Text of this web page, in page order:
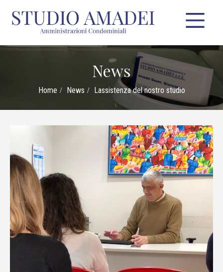
News
Home News Lassistenza del nostro studio